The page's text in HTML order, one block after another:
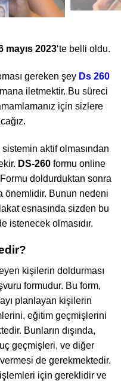
mayıs 2023‘te belli oldu.
gereken şey Ds 260
iletmektir. Bu süreci
için sizlere
aktif olmasından
DS-260 formu online
doldurduktan sonra
önemlidir. Bunun nedeni
esnasında sizden bu
istenecek olmasıdır.
kişilerin doldurması
formudur. Bu form,
planlayan kişilerin
eğitim geçmişlerini
Bunların dışında,
geçmişleri, ve diğer
de gerekmektedir.
için gereklidir ve